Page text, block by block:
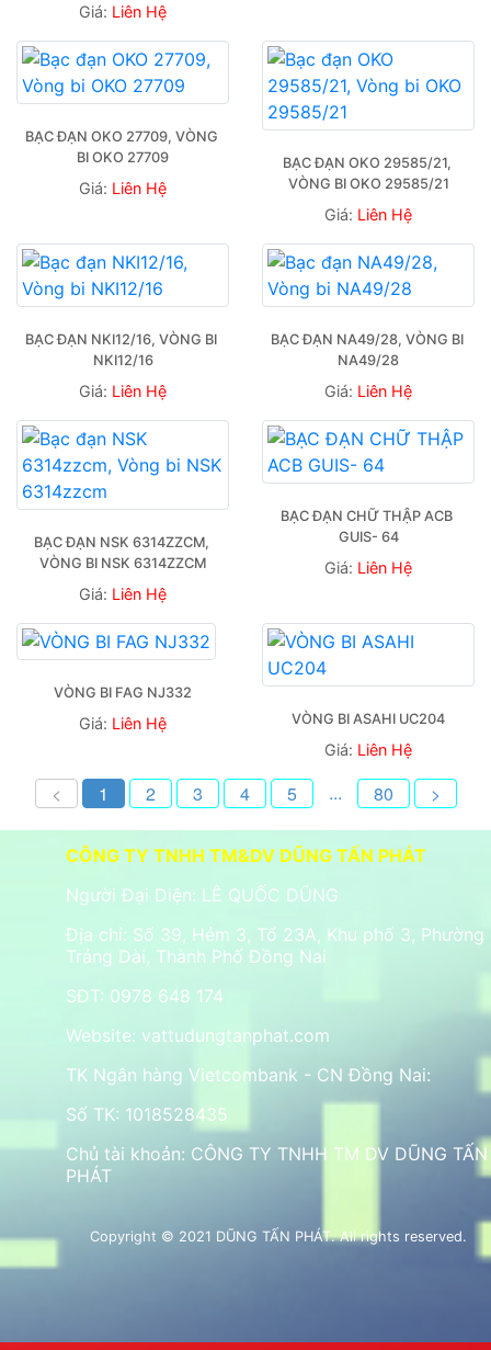
Giá: Liên Hệ
BẠC ĐẠN OKO 27709, VÒNG
BI OKO 27709
Giá: Liên Hệ
BẠC ĐẠN OKO 29585/21,
VÒNG BI OKO 29585/21
Giá: Liên Hệ
BẠC ĐẠN NKI12/16, VÒNG BI
NKI12/16
Giá: Liên Hệ
BẠC ĐẠN NA49/28, VÒNG BI
NA49/28
Giá: Liên Hệ
BẠC ĐẠN NSK 6314ZZCM,
VÒNG BI NSK 6314ZZCM
Giá: Liên Hệ
BẠC ĐẠN CHỮ THẬP ACB
GUIS- 64
Giá: Liên Hệ
VÒNG BI FAG NJ332
Giá: Liên Hệ VÒNG BI ASAHI UC204
Giá: Liên Hệ
< 1 2 3 4 5 ... 80 >
CÔNG TY TNHH TM&DV DŨNG TẤN PHÁT
Người Đại Diện: LÊ QUỐC DŨNG
Địa chỉ: Số 39, Hẻm 3, Tổ 23A, Khu phố 3, Phường
Trảng Dài, Thành Phố Đồng Nai
SĐT: 0978 648 174
Website: vattudungtanphat.com
TK Ngân hàng Vietcombank - CN Đồng Nai:
Số TK: 1018528435
Chủ tài khoản: CÔNG TY TNHH TM DV DŨNG TẤN
PHÁT
Copyright © 2021 DŨNG TẤN PHÁT. All rights reserved.